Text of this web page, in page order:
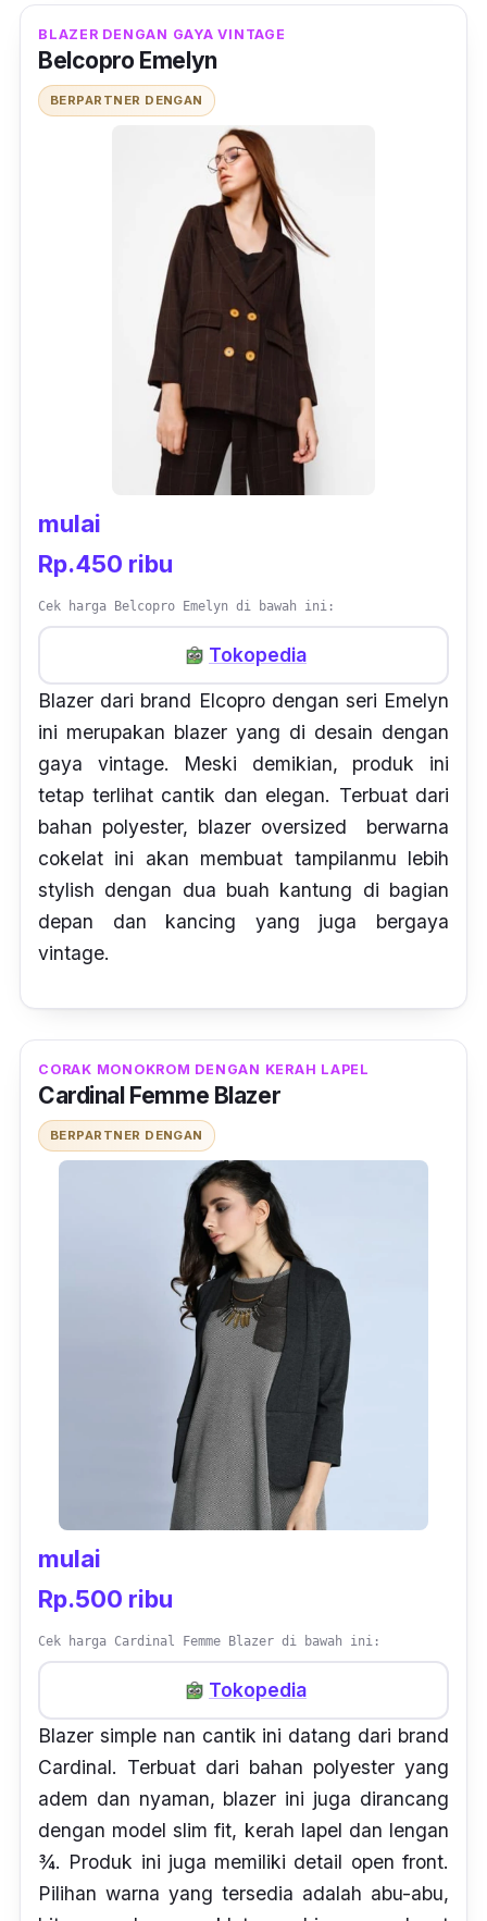
BLAZER DENGAN GAYA VINTAGE
Belcopro Emelyn
BERPARTNER DENGAN
mulai
Rp.450 ribu
Cek harga Belcopro Emelyn di bawah ini:
Tokopedia
Blazer dari brand Elcopro dengan seri Emelyn
ini merupakan blazer yang di desain dengan
gaya vintage. Meski demikian, produk ini
tetap terlihat cantik dan elegan. Terbuat dari
bahan polyester, blazer oversized berwarna
cokelat ini akan membuat tampilanmu lebih
stylish dengan dua buah kantung di bagian
depan dan kancing yang juga bergaya
vintage.
CORAK MONOKROM DENGAN KERAH LAPEL
Cardinal Femme Blazer
BERPARTNER DENGAN
mulai
Rp.500 ribu
Cek harga Cardinal Femme Blazer di bawah ini:
Tokopedia
Blazer simplenan cantik ini datang dari brand
Cardinal. Terbuat dari bahan polyester yang
adem dan nyaman, blazer ini juga dirancang
dengan modelslim fit, kerah lapel dan lengan
¾. Produk ini juga memiliki detail open front.
Pilihan warna yang tersedia adalah abu-abu,